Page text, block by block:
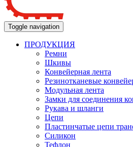
Toggle navigation
ПРОДУКЦИЯ
Ремни
Шкивы
Конвейерная лента
Резинотканевые
Модульная лента
Замки для соединения
Рукава и шланги
Цепи
Пластинчатые цепи
Силикон
Тефлон